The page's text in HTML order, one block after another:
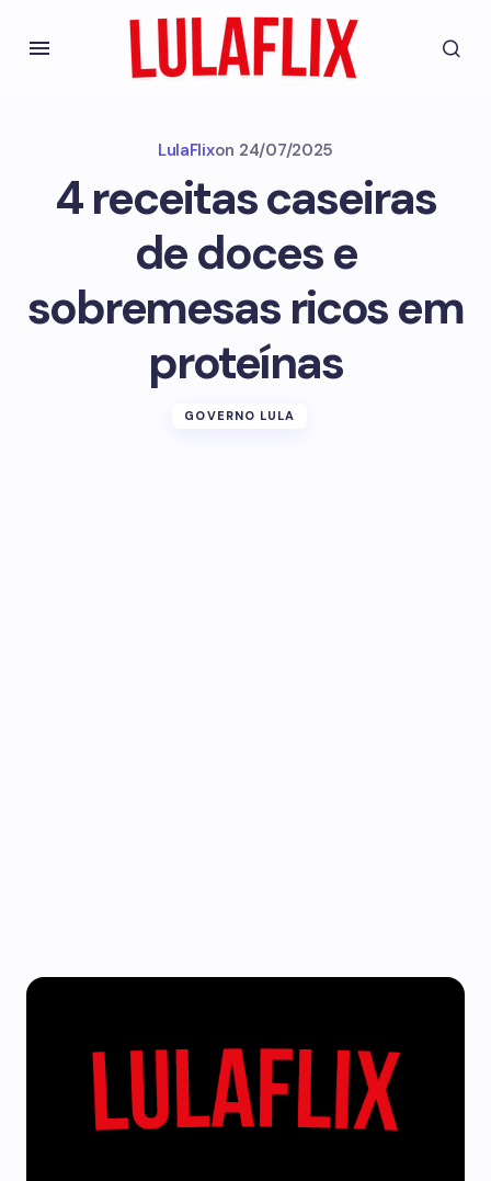
LulaFlixon 24/07/2025
4 receitas caseiras
de doces e
sobremesas ricos em
proteínas
GOVERNO LULA